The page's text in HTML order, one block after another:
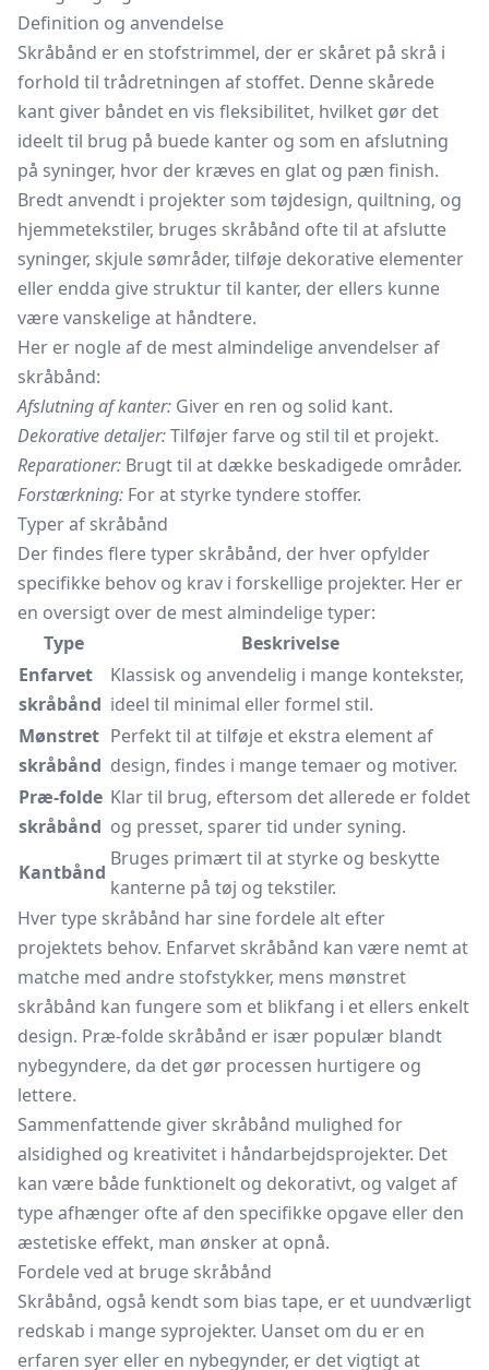
Definition og anvendelse
Skråbånd er en stofstrimmel, der er skåret på skrå i
forhold til trådretningen af stoffet. Denne skårede
kant giver båndet en vis fleksibilitet, hvilket gør det
ideelt til brug på buede kanter og som en afslutning
på syninger, hvor der kræves en glat og pæn finish.
Bredt anvendt i projekter som tøjdesign, quiltning, og
hjemmetekstiler, bruges skråbånd ofte til at afslutte
syninger, skjule sømråder, tilføje dekorative elementer
eller endda give struktur til kanter, der ellers kunne
være vanskelige at håndtere.
Her er nogle af de mest almindelige anvendelser af
skråbånd:
Afslutning af kanter: Giver en ren og solid kant.
Dekorative detaljer:Tilføjer farve og stil til et projekt.
Reparationer: Brugt til at dække beskadigede områder.
Forstærkning: For at styrke tyndere stoffer.
Typer af skråbånd
Der findes flere typer skråbånd, der hver opfylder
specifikke behov og krav i forskellige projekter. Her er
en oversigt over de mest almindelige typer:
Type
Beskrivelse
Enfarvet
skråbånd
Klassisk og anvendelig i mange kontekster,
ideel til minimal eller formel stil.
Mønstret
skråbånd
Perfekt til at tilføje et ekstra element af
design, findes i mange temaer og motiver.
Præ-folde
skråbånd
Klar til brug, eftersom det allerede er foldet
og presset, sparer tid under syning.
Kantbånd
Bruges primært til at styrke og beskytte
kanterne på tøj og tekstiler.
Hver type skråbånd har sine fordele alt efter
projektets behov. Enfarvet skråbånd kan være nemt at
matche med andre stofstykker, mens mønstret
skråbånd kan fungere som et blikfang i et ellers enkelt
design. Præ-folde skråbånd er især populær blandt
nybegyndere, da det gør processen hurtigere og
lettere.
Sammenfattende giver skråbånd mulighed for
alsidighed og kreativitet i håndarbejdsprojekter. Det
kan være både funktionelt og dekorativt, og valget af
type afhænger ofte af den specifikke opgave eller den
æstetiske effekt, man ønsker at opnå.
Fordele ved at bruge skråbånd
Skråbånd, også kendt som bias tape, er et uundværligt
redskab i mange syprojekter. Uanset om du er en
erfaren syer eller en nybegynder, er det vigtigt at